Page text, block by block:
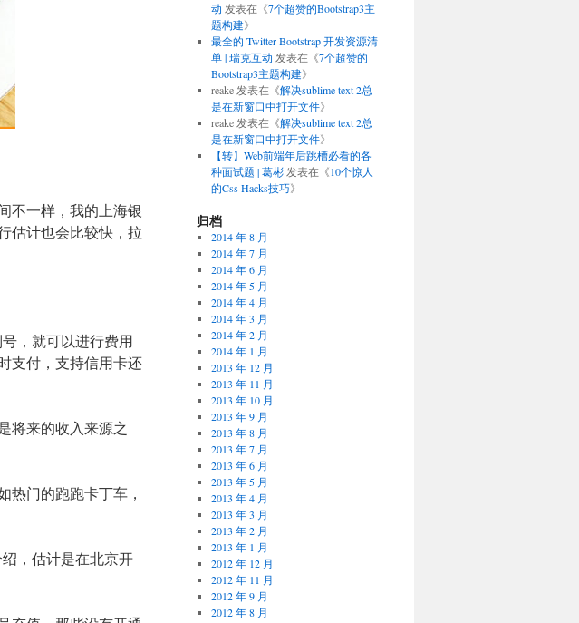
不一样，我的上海银
估计也会比较快，拉
，就可以进行费用
支付，支持信用卡还
将来的收入来源之
热门的跑跑卡丁车，
，估计是在北京开
动 发表在《7个超赞的Bootstrap3主
题构建》
最全的 Twitter Bootstrap 开发资源清
单 | 瑞克互动 发表在《7个超赞的
Bootstrap3主题构建》
reake发表在《解决sublime text 2总
是在新窗口中打开文件》
reake发表在《解决sublime text 2总
是在新窗口中打开文件》
【转】Web前端年后跳槽必看的各
种面试题 | 葛彬发表在《10个惊人
的Css Hacks技巧》
归档
2014 年 8 月
2014 年 7 月
2014 年 6 月
2014 年 5 月
2014 年 4 月
2014 年 3 月
2014 年 2 月
2014 年 1 月
2013 年 12 月
2013 年 11 月
2013 年 10 月
2013 年 9 月
2013 年 8 月
2013 年 7 月
2013 年 6 月
2013 年 5 月
2013 年 4 月
2013 年 3 月
2013 年 2 月
2013 年 1 月
2012 年 12 月
2012 年 11 月
2012 年 9 月
2012 年 8 月